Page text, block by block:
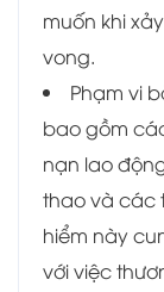
muốn khi
vong.
Phạm vi
bao gồm
nạn lao
thao và các
hiểm này
với việc